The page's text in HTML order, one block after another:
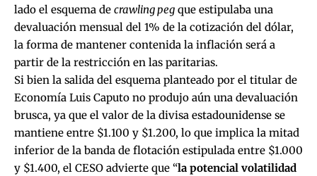
lado el esquema de crawling peg que estipulaba una
devaluación mensual del 1% de la cotización del dólar,
la forma de mantener contenida la inflación será a
partir de la restricción en las paritarias.
Si bien la salida del esquema planteado por el titular de
Economía Luis Caputo no produjo aún una devaluación
brusca, ya que el valor de la divisa estadounidense se
mantiene entre $1.100 y $1.200, lo que implica la mitad
inferior de la banda de flotación estipulada entre $1.000
y $1.400, el CESO advierte que “la potencial volatilidad